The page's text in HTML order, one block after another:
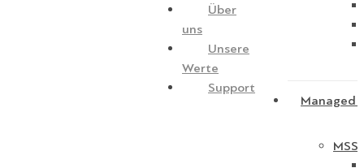
Über
uns
Unsere
Werte
Support
Managed